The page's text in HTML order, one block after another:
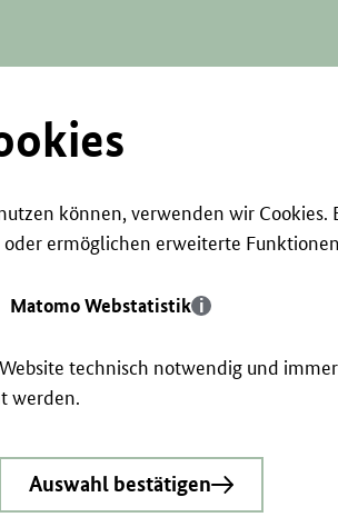
können, verwenden wir
ermöglichen erweiterte
Matomo Webstatistik
technisch notwendig und
werden.
Auswahl bestätigen